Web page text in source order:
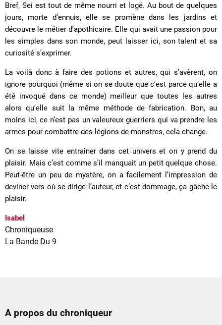
Bref, Sei est tout de même nourri et logé. Au bout de quelques
jours, morte d’ennuis, elle se promène dans les jardins et
découvre le métier d'apothicaire. Elle qui avait une passion pour
les simples dans son monde, peut laisser ici, son talent et sa
curiosité s’exprimer.
La voilà donc à faire des potions et autres, qui s’avèrent, on
ignore pourquoi (même si on se doute que c’est parce qu’elle a
été invoqué dans ce monde) meilleur que toutes les autres
alors qu’elle suit la même méthode de fabrication. Bon, au
moins ici, ce n’est pas un valeureux guerriers qui va prendre les
armes pour combattre des légions de monstres, cela change.
On se laisse vite entraîner dans cet univers et on y prend du
plaisir. Mais c’est comme s’il manquait un petit quelque chose.
Peut-être un peu de mystère, on a facilement l’impression de
deviner vers où se dirige l’auteur, et c’est dommage, ça gâche le
plaisir.
Isabel
Chroniqueuse
La Bande Du 9
A propos du chroniqueur